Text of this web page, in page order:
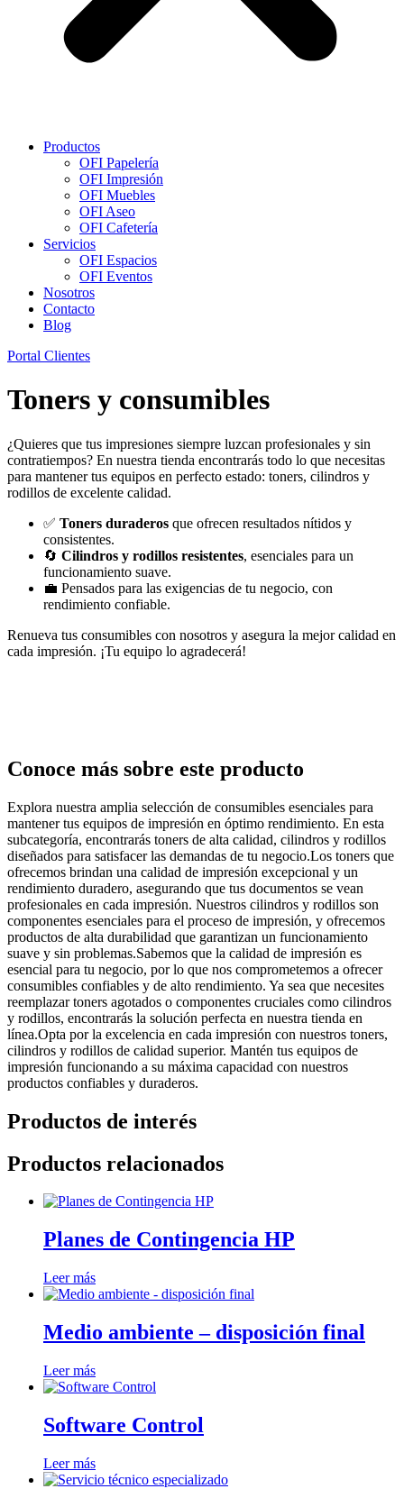
Productos
OFI Papelería
OFI Impresión
OFI Muebles
OFI Aseo
OFI Cafetería
Servicios
OFI Espacios
OFI Eventos
Nosotros
Contacto
Blog
Portal Clientes
Toners y consumibles
¿Quieres que tus impresiones siempre luzcan profesionales y sin
contratiempos? En nuestra tienda encontrarás todo lo que necesitas
para mantener tus equipos en perfecto estado: toners, cilindros y
rodillos de excelente calidad.
✅ Toners duraderos que ofrecen resultados nítidos y
consistentes.
🔄 Cilindros y rodillos resistentes, esenciales para un
funcionamiento suave.
💼 Pensados para las exigencias de tu negocio, con
rendimiento confiable.
Renueva tus consumibles con nosotros y asegura la mejor calidad en
cada impresión. ¡Tu equipo lo agradecerá!
Conoce más sobre este producto
Explora nuestra amplia selección de consumibles esenciales para
mantener tus equipos de impresión en óptimo rendimiento. En esta
subcategoría, encontrarás toners de alta calidad, cilindros y rodillos
diseñados para satisfacer las demandas de tu negocio.Los toners que
ofrecemos brindan una calidad de impresión excepcional y un
rendimiento duradero, asegurando que tus documentos se vean
profesionales en cada impresión. Nuestros cilindros y rodillos son
componentes esenciales para el proceso de impresión, y ofrecemos
productos de alta durabilidad que garantizan un funcionamiento
suave y sin problemas.Sabemos que la calidad de impresión es
esencial para tu negocio, por lo que nos comprometemos a ofrecer
consumibles confiables y de alto rendimiento. Ya sea que necesites
reemplazar toners agotados o componentes cruciales como cilindros
y rodillos, encontrarás la solución perfecta en nuestra tienda en
línea.Opta por la excelencia en cada impresión con nuestros toners,
cilindros y rodillos de calidad superior. Mantén tus equipos de
impresión funcionando a su máxima capacidad con nuestros
productos confiables y duraderos.
Productos de interés
Productos relacionados
Planes de Contingencia HP
Leer más
Medio ambiente – disposición final
Leer más
Software Control
Leer más